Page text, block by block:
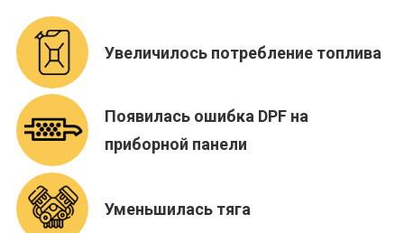
Увеличилось потребление топлива
Появилась ошибка DPF на
приборной панели
Уменьшилась тяга